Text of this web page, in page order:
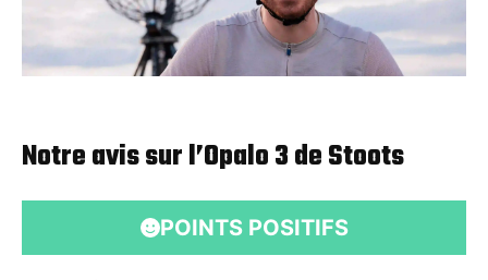
Notre avis sur l’Opalo 3 de Stoots
POINTS POSITIFS